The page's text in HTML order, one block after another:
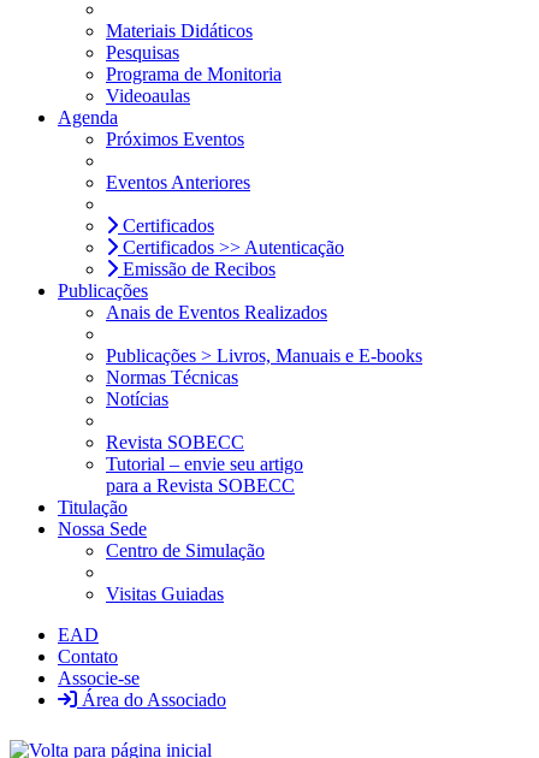
Materiais Didáticos
Pesquisas
Programa de Monitoria
Videoaulas
Agenda
Próximos Eventos
Eventos Anteriores
Certificados
Certificados >> Autenticação
Emissão de Recibos
Publicações
Anais de Eventos Realizados
Publicações > Livros, Manuais e E-books
Normas Técnicas
Notícias
Revista SOBECC
Tutorial – envie seu artigo
para a Revista SOBECC
Titulação
Nossa Sede
Centro de Simulação
Visitas Guiadas
EAD
Contato
Associe-se
Área do Associado